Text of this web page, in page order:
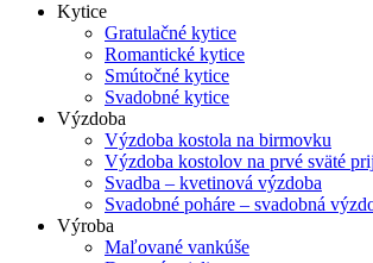
Kytice
Gratulačné kytice
Romantické kytice
Smútočné kytice
Svadobné kytice
Výzdoba
Výzdoba kostola na birmovku
Výzdoba kostolov na prvé sväté
Svadba – kvetinová výzdoba
Svadobné poháre – svadobná
Výroba
Maľované vankúše